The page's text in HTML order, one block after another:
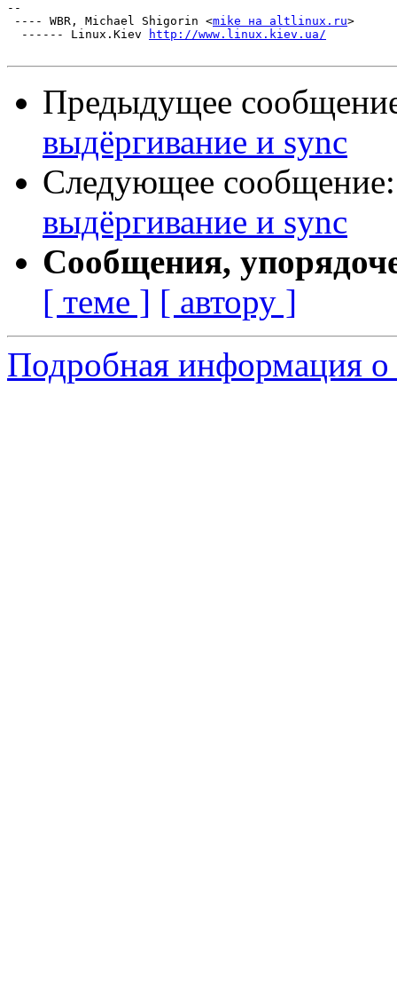
--
---- WBR, Michael Shigorin <mike на altlinux.ru>
  ------ Linux.Kiev
http://www.linux.kiev.ua/
Предыдущее
выдёргивание и sync
Следующее
выдёргивание и sync
Сообщения,
[ теме ] [ автору ]
Подробная информация о